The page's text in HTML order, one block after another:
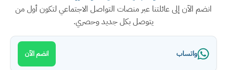
انضم الآن إلى عائلتنا عبر منصات التواصل الاجتماعي لتكون أول من
يتوصل بكل جديد وحصري.
واتساب انضم الآن